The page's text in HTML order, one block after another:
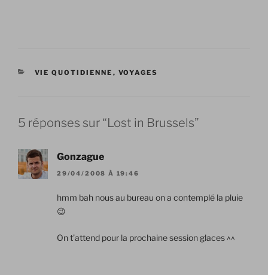
CATÉGORIES
VIE QUOTIDIENNE , VOYAGES
5 réponses sur “Lost in Brussels”
Gonzague
29/04/2008 À 19:46
hmm bah nous au bureau on a contemplé la pluie
😉
On t’attend pour la prochaine session glaces ^^